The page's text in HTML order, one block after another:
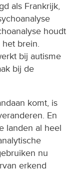
als Frankrijk,
houdt
brein.
bij autisme
bij de
komt, is
En
landen al heel
nu
erkend